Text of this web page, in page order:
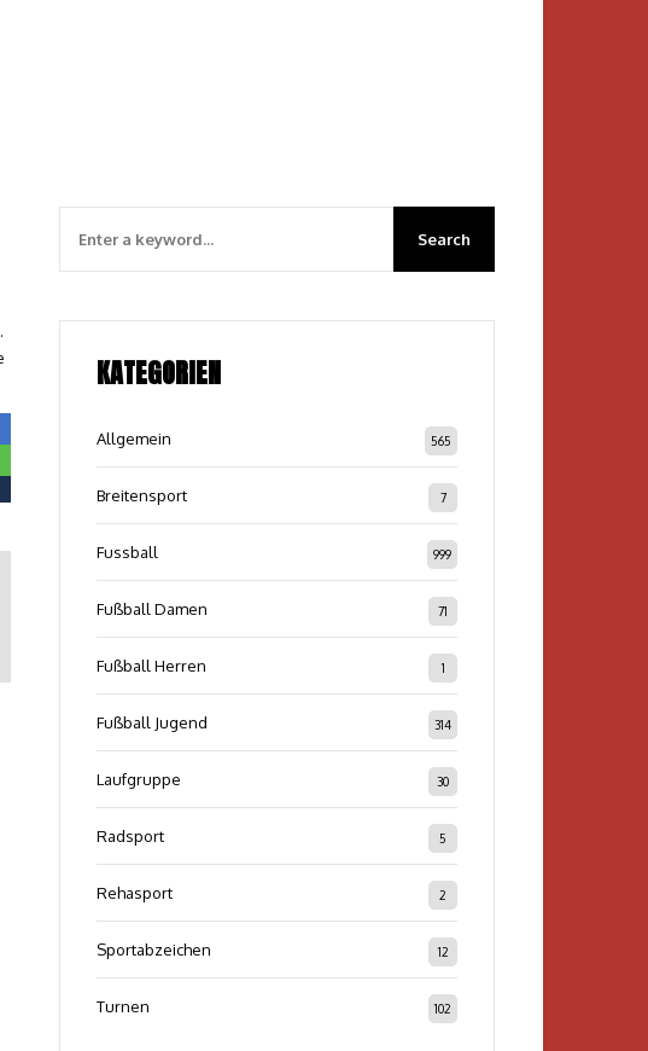
KATEGORIEN
Allgemein 565
Breitensport 7
Fussball 999
Fußball Damen 71
Fußball Herren 1
Fußball Jugend 314
Laufgruppe 30
Radsport 5
Rehasport 2
Sportabzeichen 12
Turnen 102